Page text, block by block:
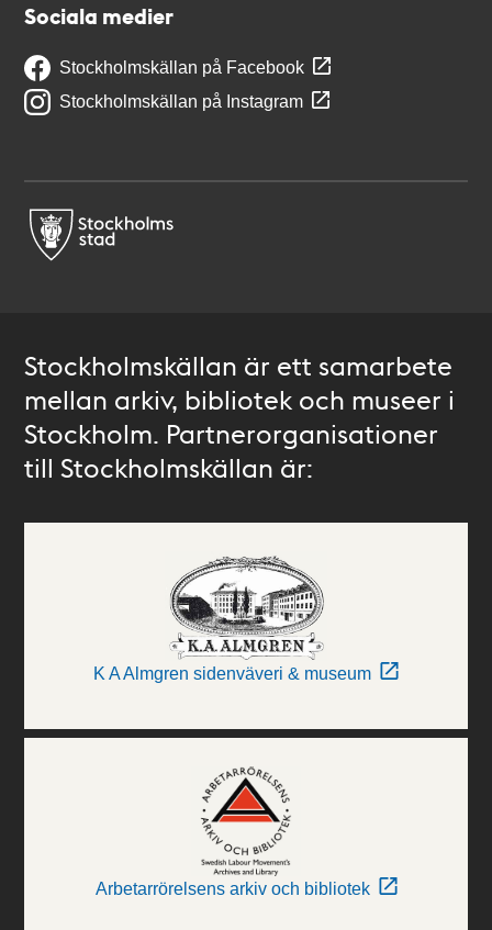
Sociala medier
Stockholmskällan på Facebook
Stockholmskällan på Instagram
Stockholmskällan är ett samarbete
mellan arkiv, bibliotek och museer i
Stockholm. Partnerorganisationer
till Stockholmskällan är:
K A Almgren sidenväveri & museum
Arbetarrörelsens arkiv och bibliotek